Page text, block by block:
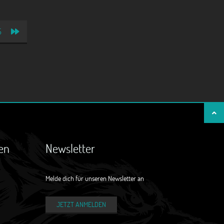
Newsletter
Melde dich für unseren Newsletter an
JETZT ANMELDEN